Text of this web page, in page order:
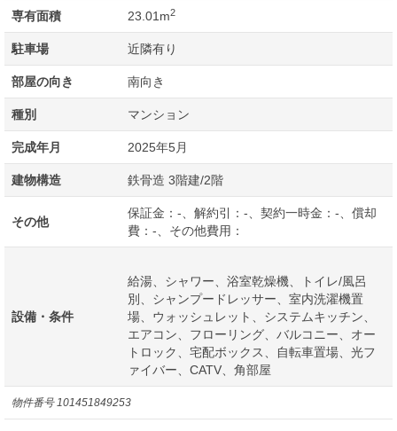
物件番号101451849253
専有面積 23.01m2
駐車場 近隣有り
部屋の向き 南向き
種別 マンション
完成年月 2025年5月
建物構造 鉄骨造 3階建/2階
その他
保証金：-、解約引：-、契約一時金：-、償却
費：-、その他費用：
設備・条件
給湯、シャワー、浴室乾燥機、トイレ/風呂
別、シャンプードレッサー、室内洗濯機置
場、ウォッシュレット、システムキッチン、
エアコン、フローリング、バルコニー、オー
トロック、宅配ボックス、自転車置場、光フ
ァイバー、CATV、角部屋